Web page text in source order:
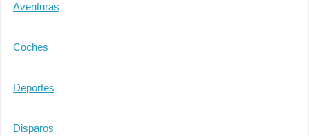
Aventuras
Coches
Deportes
Disparos